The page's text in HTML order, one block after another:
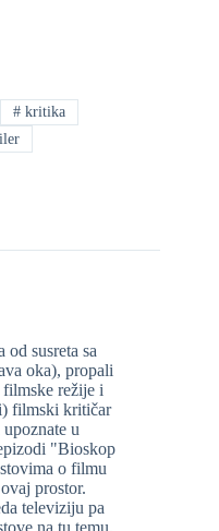
# kritika
susreta sa
oka), propali
filmske režije i
filmski kritičar
u
"Bioskop
o filmu
prostor.
televiziju pa
na tu temu.